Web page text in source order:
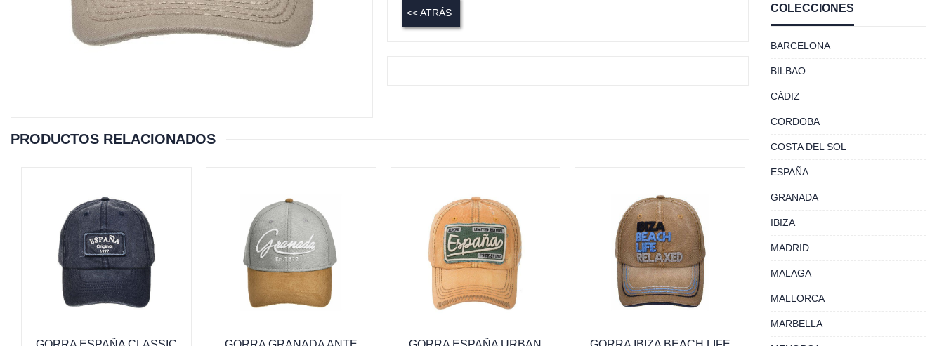
<< ATRÁS
PRODUCTOS RELACIONADOS
COLECCIONES
BARCELONA
BILBAO
CÁDIZ
CORDOBA
COSTA DEL SOL
ESPAÑA
GRANADA
IBIZA
MADRID
MALAGA
MALLORCA
MARBELLA